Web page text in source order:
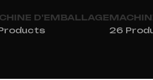
D'EMBALLAGE
26